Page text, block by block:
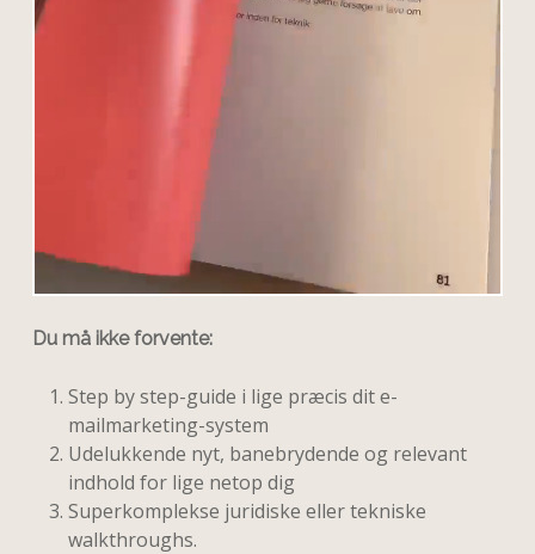
Du må ikke forvente:
Step by step-guide i lige præcis dit e-
mailmarketing-system
Udelukkende nyt, banebrydende og relevant
indhold for lige netop dig
Superkomplekse juridiske eller tekniske
walkthroughs.